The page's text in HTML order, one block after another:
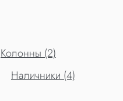
Колонны (2)
Наличники (4)